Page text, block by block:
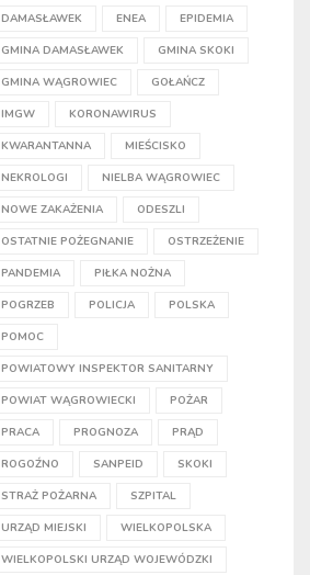
DAMASŁAWEK ENEA EPIDEMIA
GMINA DAMASŁAWEK GMINA SKOKI
GMINA WĄGROWIEC GOŁAŃCZ
IMGW KORONAWIRUS
KWARANTANNA MIEŚCISKO
NEKROLOGI NIELBA WĄGROWIEC
NOWE ZAKAŻENIA ODESZLI
OSTATNIE POŻEGNANIE OSTRZEŻENIE
PANDEMIA PIŁKA NOŻNA
POGRZEB POLICJA POLSKA
POMOC
POWIATOWY INSPEKTOR SANITARNY
POWIAT WĄGROWIECKI POŻAR
PRACA PROGNOZA PRĄD
ROGOŹNO SANPEID SKOKI
STRAŻ POŻARNA SZPITAL
URZĄD MIEJSKI WIELKOPOLSKA
WIELKOPOLSKI URZĄD WOJEWÓDZKI